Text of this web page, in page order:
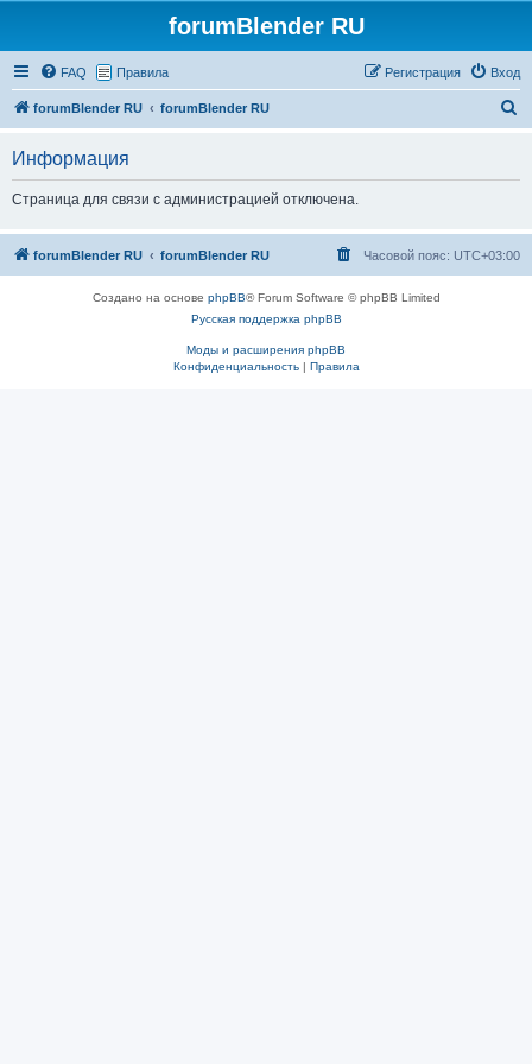
forumBlender RU
FAQ Правила Вход
Регистрация
forumBlender RU forumBlender RU
Информация
Страница для связи с администрацией отключена.
forumBlender RU forumBlender RU Часовой пояс: UTC+03:00
Создано на основе phpBB® Forum Software © phpBB Limited
Русская поддержка phpBB
Моды и расширения phpBB
Конфиденциальность| Правила